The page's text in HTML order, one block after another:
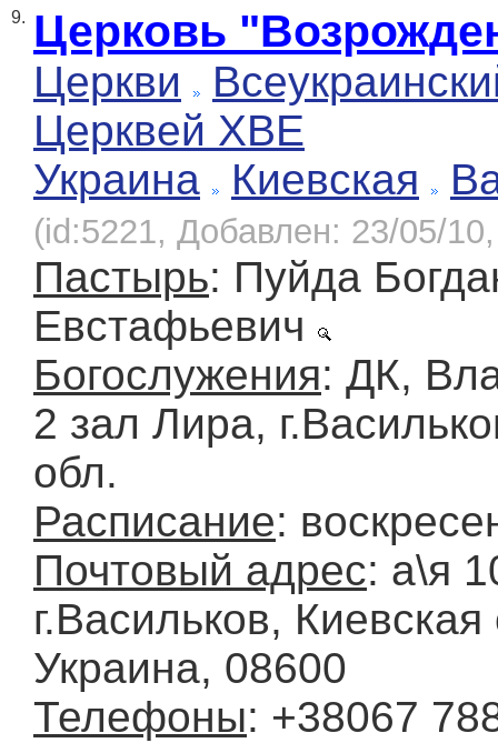
9. Церковь
Церкви
Церквей ХВЕ
Украина
Киевская
(id:5221, Добавлен: 23/05/
Пастырь: Пуйда
Евстафьевич
Богослужения: ДК,
2 зал Лира,
обл.
Расписание:
Почтовый адрес: а\я
г.Васильков,
Украина, 08600
Телефоны: +38067